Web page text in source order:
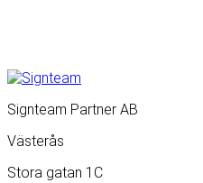
Signteam Partner AB
Västerås
Stora gatan 1C